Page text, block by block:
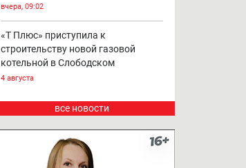
вчера, 09:02
«Т Плюс» приступила к
строительству новой газовой
котельной в Слободском
4 августа
все новости